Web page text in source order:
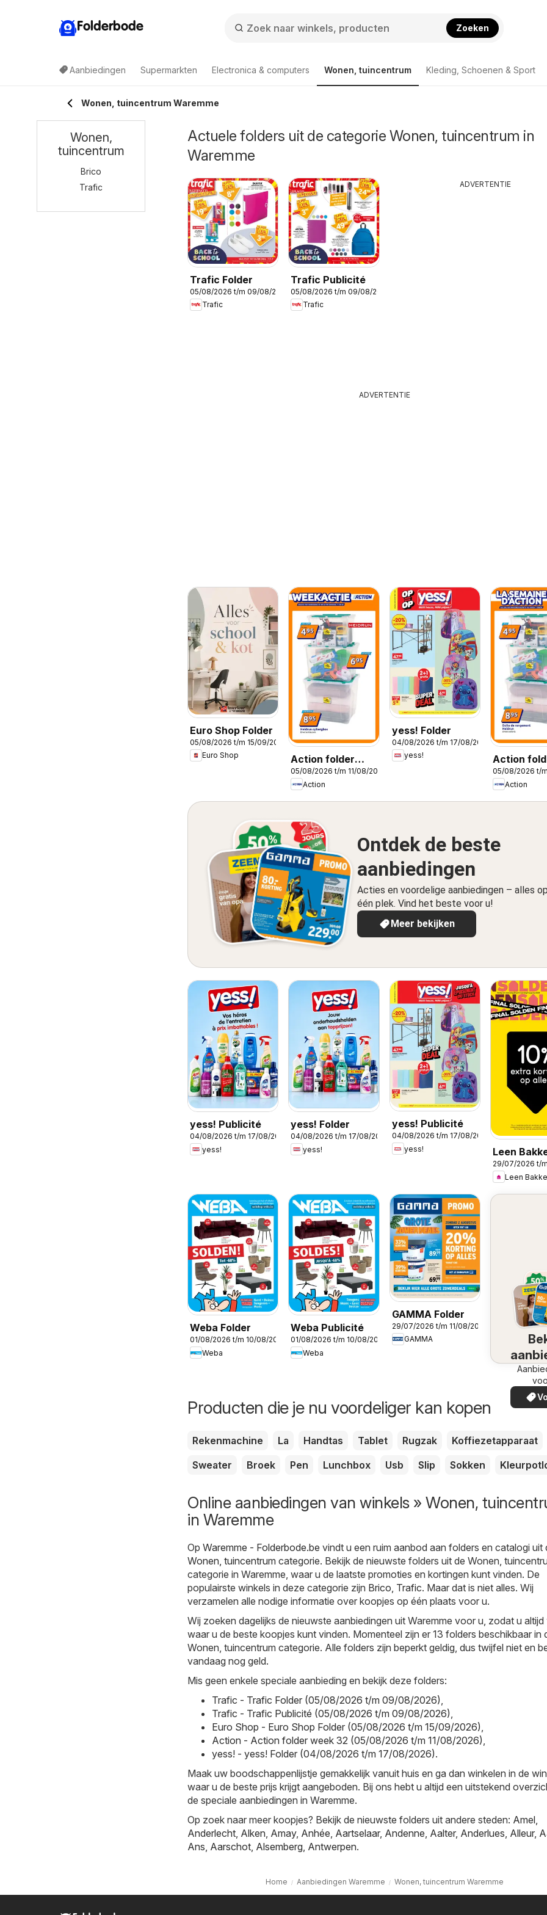
Folderbode Zoeken
Aanbiedingen Supermarkten Electronica & computers Wonen, tuincentrum Kleding, Schoenen & Sport
Wonen, tuincentrum Waremme
Actuele folders uit de categorie Wonen, tuincentrum in
Waremme
Trafic Folder
05/08/2026 t/m 09/08/2026
Trafic
Trafic Publicité
05/08/2026 t/m 09/08/2026
Trafic
ADVERTENTIE
ADVERTENTIE
Euro Shop Folder
05/08/2026 t/m 15/09/2026
Euro Shop
Action folder
week 32
05/08/2026 t/m 11/08/2026
Action
yess! Folder
04/08/2026 t/m 17/08/2026
yess!
Action
semaine
05/08/2026 t/
Action
Ontdek de beste
aanbiedingen
Acties en voordelige aanbiedingen – alles
één plek. Vind het beste voor u!
Meer bekijken
yess! Publicité
04/08/2026 t/m 17/08/2026
yess!
yess! Folder
04/08/2026 t/m 17/08/2026
yess!
yess! Publicité
04/08/2026 t/m 17/08/2026
yess!
Leen
Folder /
29/07/2026 t/
Leen
Weba Folder
01/08/2026 t/m 10/08/2026
Weba
Weba Publicité
01/08/2026 t/m 10/08/2026
Weba
GAMMA Folder
29/07/2026 t/m 11/08/2026
GAMMA
Producten die je nu voordeliger kan kopen
Rekenmachine La Handtas Tablet Rugzak
Koffiezetapparaat
Sweater
Broek Pen Lunchbox Usb Slip Sokken
Online aanbiedingen van winkels » Wonen,
in Waremme
Op Waremme - Folderbode.be vindt u een ruim aanbod aan folders en catalogi uit
Wonen, tuincentrum categorie. Bekijk de nieuwste folders uit de Wonen,
categorie in Waremme, waar u de laatste promoties en kortingen kunt vinden. De
populairste winkels in deze categorie zijn Brico, Trafic. Maar dat is niet alles. Wij
verzamelen alle nodige informatie over koopjes op één plaats voor u.
Wij zoeken dagelijks de nieuwste aanbiedingen uit Waremme voor u, zodat u
waar u de beste koopjes kunt vinden. Momenteel zijn er 13 folders beschikbaar in
Wonen, tuincentrum categorie. Alle folders zijn beperkt geldig, dus twijfel niet en
vandaag nog geld.
Mis geen enkele speciale aanbieding en bekijk deze folders:
Trafic - Trafic Folder (05/08/2026 t/m 09/08/2026),
Trafic - Trafic Publicité (05/08/2026 t/m 09/08/2026),
Euro Shop - Euro Shop Folder (05/08/2026 t/m 15/09/2026),
Action - Action folder week 32 (05/08/2026 t/m 11/08/2026),
yess! - yess! Folder (04/08/2026 t/m 17/08/2026).
Maak uw boodschappenlijstje gemakkelijk vanuit huis en ga dan winkelen in de
waar u de beste prijs krijgt aangeboden. Bij ons hebt u altijd een uitstekend
de speciale aanbiedingen in Waremme.
Op zoek naar meer koopjes? Bekijk de nieuwste folders uit andere steden: Amel,
Anderlecht, Alken, Amay, Anhée, Aartselaar, Andenne, Aalter, Anderlues, Alleur,
Ans, Aarschot, Alsemberg, Antwerpen.
Home Aanbiedingen Waremme Wonen, tuincentrum Waremme
Wonen,
tuincentrum
Brico
Trafic